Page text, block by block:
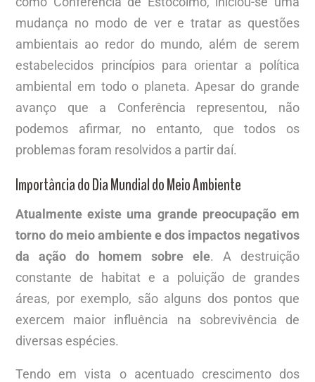
mudança no modo de ver e tratar as questões
ambientais ao redor do mundo, além de serem
estabelecidos princípios para orientar a política
ambiental em todo o planeta. Apesar do grande
avanço que a Conferência representou, não
podemos afirmar, no entanto, que todos os
problemas foram resolvidos a partir daí.
Importância do Dia Mundial do Meio Ambiente
Atualmente existe uma grande preocupação em
torno do meio ambiente e dos impactos negativos
da ação do homem sobre ele. A destruição
constante de habitat e a poluição de grandes
áreas, por exemplo, são alguns dos pontos que
exercem maior influência na sobrevivência de
diversas espécies.
Tendo em vista o acentuado crescimento dos